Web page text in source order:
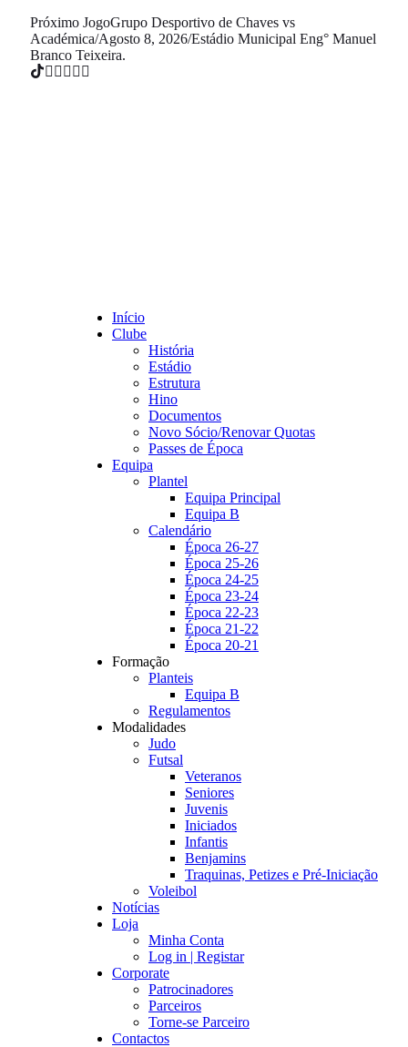
Próximo JogoGrupo Desportivo de Chaves vs
Académica/Agosto 8, 2026/Estádio Municipal Eng° Manuel
Branco Teixeira.
Início
Clube
História
Estádio
Estrutura
Hino
Documentos
Novo Sócio/Renovar Quotas
Passes de Época
Equipa
Plantel
Equipa Principal
Equipa B
Calendário
Época 26-27
Época 25-26
Época 24-25
Época 23-24
Época 22-23
Época 21-22
Época 20-21
Formação
Planteis
Equipa B
Regulamentos
Modalidades
Judo
Futsal
Veteranos
Seniores
Juvenis
Iniciados
Infantis
Benjamins
Traquinas, Petizes e Pré-Iniciação
Voleibol
Notícias
Loja
Minha Conta
Log in | Registar
Corporate
Patrocinadores
Parceiros
Torne-se Parceiro
Contactos